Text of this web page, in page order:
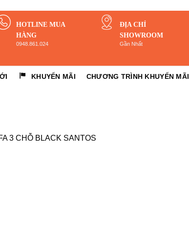
HOTLINE MUA
HÀNG
0948.861.024
ĐỊA CHỈ
SHOWROOM
Gần Nhất
KHUYẾN MÃI CHƯƠNG TRÌNH KHUYẾN MÃI
3 CHỖ BLACK SANTOS